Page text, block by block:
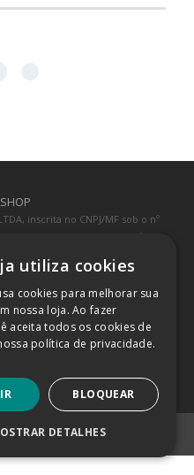
inscrita no CNPJ/MF sob o nº
com sede na Rua Kanebo, nº 175,
SP, CEP: 13213-090
(SAIBA MAIS)
APP
utiliza cookies
cookies para melhorar sua
nossa loja. Ao fazer
aceita todos os cookies de
política de privacidade.
BLOQUEAR
DETALHES
NECESSÁRIOS